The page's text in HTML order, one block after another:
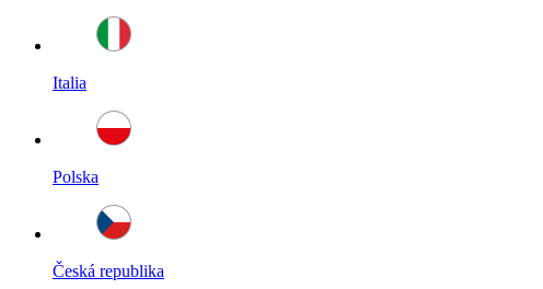
Italia
Polska
Česká republika